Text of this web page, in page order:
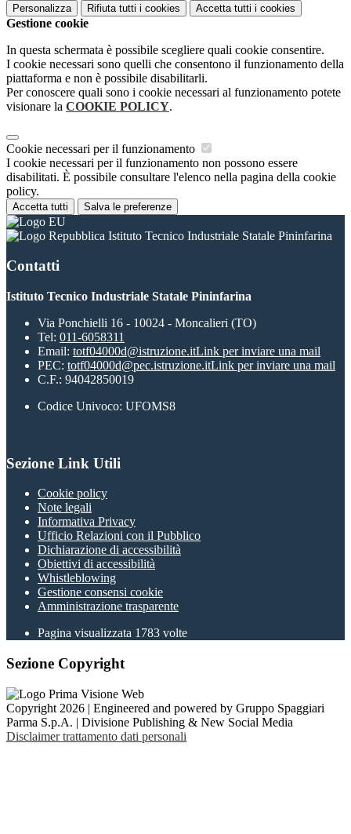
Personalizza Rifiuta tutti i cookies Accetta tutti i cookies
Gestione cookie
In questa schermata è possibile scegliere quali cookie consentire.
I cookie necessari sono quelli che consentono il funzionamento della
piattaforma e non è possibile disabilitarli.
Per conoscere quali sono i cookie necessari al funzionamento potete
visionare la COOKIE POLICY.
Cookie necessari per il funzionamento
I cookie necessari per il funzionamento non possono essere
disabilitati. È possibile consultare l'elenco nella pagina della cookie
policy.
Accetta tutti Salva le preferenze
Istituto Tecnico Industriale Statale Pininfarina
Contatti
Istituto Tecnico Industriale Statale Pininfarina
Via Ponchielli 16 - 10024 - Moncalieri (TO)
Tel: 011-6058311
Email: totf04000d@istruzione.itLink per inviare una mail
PEC: totf04000d@pec.istruzione.itLink per inviare una mail
C.F.: 94042850019
Codice Univoco: UFOMS8
Sezione Link Utili
Cookie policy
Note legali
Informativa Privacy
Ufficio Relazioni con il Pubblico
Dichiarazione di accessibilità
Obiettivi di accessibilità
Whistleblowing
Gestione consensi cookie
Amministrazione trasparente
Pagina visualizzata 1783 volte
Sezione Copyright
Copyright 2026 | Engineered and powered by Gruppo Spaggiari
Parma S.p.A. | Divisione Publishing & New Social Media
Disclaimer trattamento dati personali